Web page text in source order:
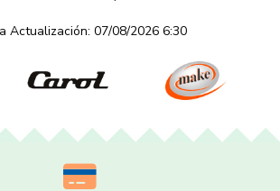
Actualización: 07/08/2026 6:30